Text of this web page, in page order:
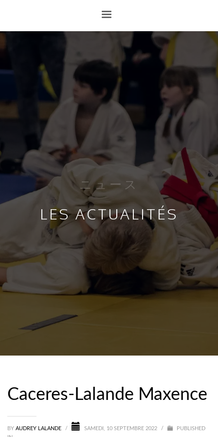
ニュース
LES ACTUALITÉS
Caceres-Lalande Maxence
BY AUDREY LALANDE / SAMEDI, 10 SEPTEMBRE 2022 /
PUBLISHED